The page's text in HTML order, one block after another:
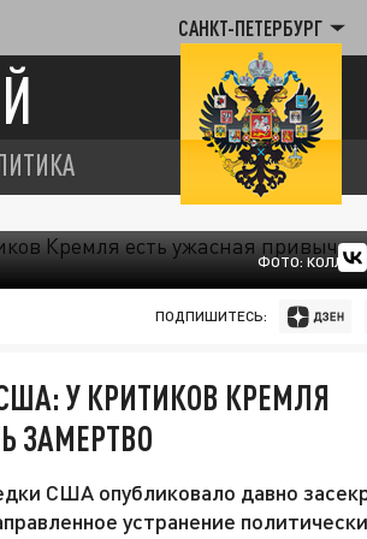
САНКТ-ПЕТЕРБУРГ
ФОТО:
ПОДПИШИТЕСЬ:
У КРИТИКОВ КРЕМЛЯ
ЗАМЕРТВО
США опубликовало давно
устранение